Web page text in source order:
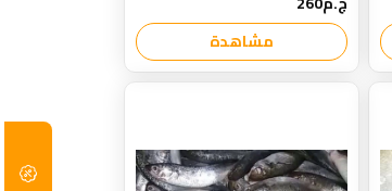
مشاهدة